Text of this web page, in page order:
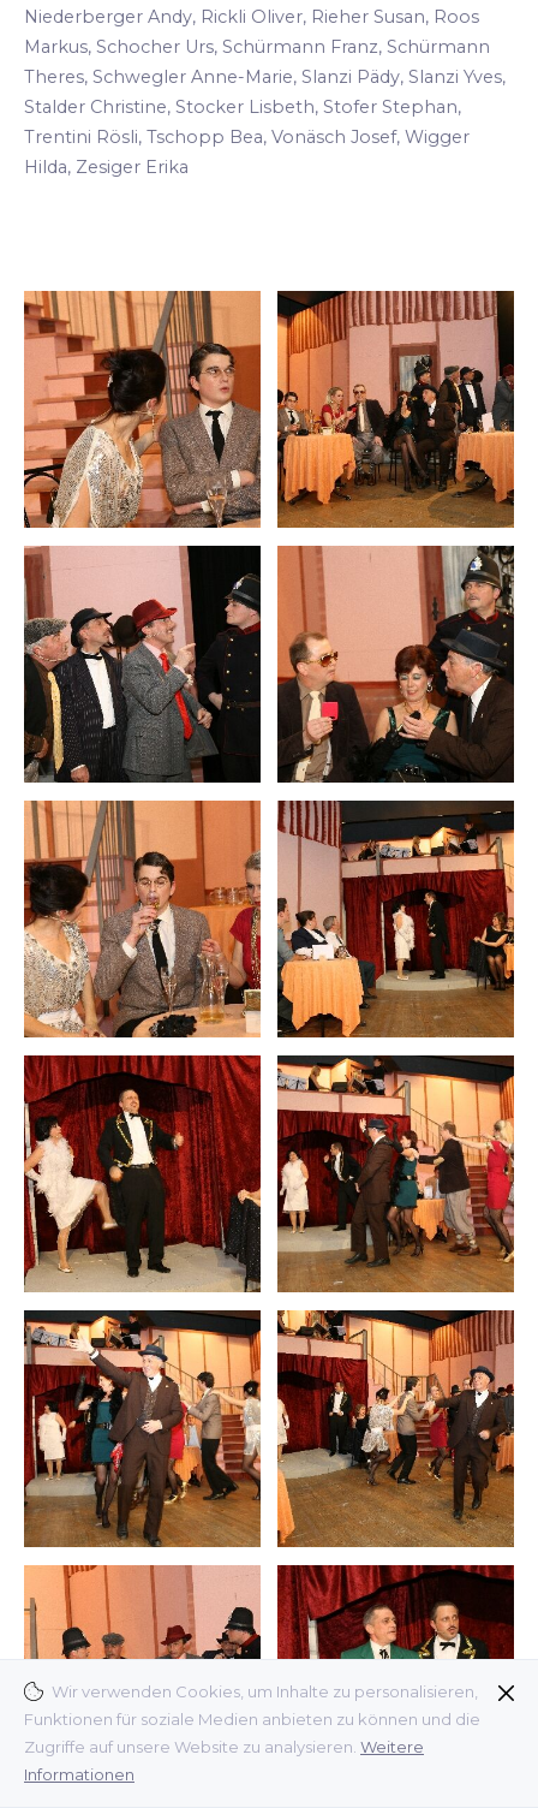
Wir verwenden Cookies, um Inhalte zu personalisieren,
Funktionen für soziale Medien anbieten zu können und die
Zugriffe auf unsere Website zu analysieren. Weitere
Informationen
Niederberger Andy, Rickli Oliver, Rieher Susan, Roos
Markus, Schocher Urs, Schürmann Franz, Schürmann
Theres, Schwegler Anne-Marie, Slanzi Pädy, Slanzi Yves,
Stalder Christine, Stocker Lisbeth, Stofer Stephan,
Trentini Rösli, Tschopp Bea, Vonäsch Josef, Wigger
Hilda, Zesiger Erika